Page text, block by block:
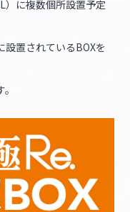
）に複数個所設置予定
置されているBOXを